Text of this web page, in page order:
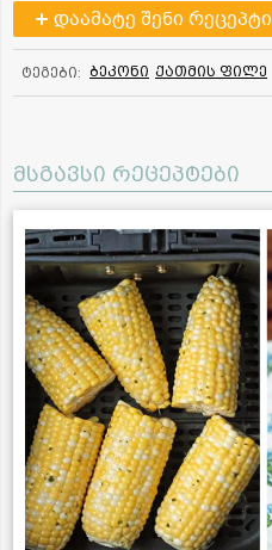
დაამატე შენი რეცეპტი
ტეგები: ბეკონი ქათმის ფილე
მსგავსი რეცეპტები